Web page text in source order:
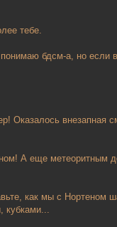
тебе.
бдсм-а, но если
Оказалось
А еще метеоритным
как мы с Нортеном